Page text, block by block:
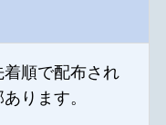
順で配布され
ります。